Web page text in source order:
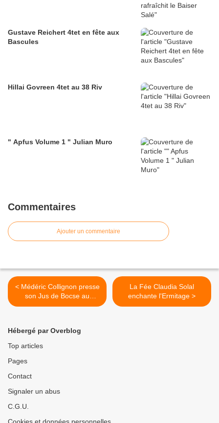
Gustave Reichert 4tet en fête aux
Bascules
Hillai Govreen 4tet au 38 Riv
" Apfus Volume 1 " Julian Muro
Commentaires
Ajouter un commentaire
< Médéric Collignon presse
son Jus de Bocse au
Théâtre Traversière
La Fée Claudia Solal
enchante l'Ermitage >
Hébergé par Overblog
Top articles
Pages
Contact
Signaler un abus
C.G.U.